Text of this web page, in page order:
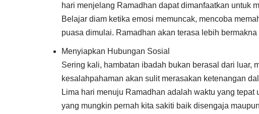
hari menjelang Ramadhan dapat dimanfaatkan untuk
Belajar diam ketika emosi memuncak, mencoba
puasa dimulai. Ramadhan akan terasa lebih
Menyiapkan Hubungan Sosial
Sering kali, hambatan ibadah bukan berasal dari luar,
kesalahpahaman akan sulit merasakan ketenangan
Lima hari menuju Ramadhan adalah waktu yang
yang mungkin pernah kita sakiti baik disengaja